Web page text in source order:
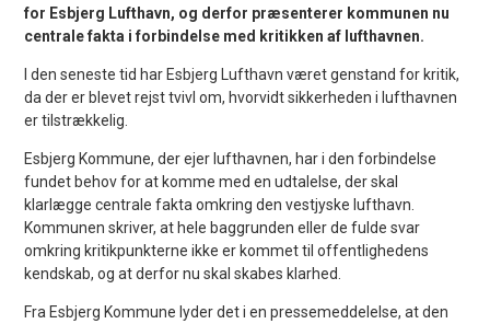
for Esbjerg Lufthavn, og derfor præsenterer kommunen nu
centrale fakta i forbindelse med kritikken af lufthavnen.
I den seneste tid har Esbjerg Lufthavn været genstand for kritik,
da der er blevet rejst tvivl om, hvorvidt sikkerheden i lufthavnen
er tilstrækkelig.
Esbjerg Kommune, der ejer lufthavnen, har i den forbindelse
fundet behov for at komme med en udtalelse, der skal
klarlægge centrale fakta omkring den vestjyske lufthavn.
Kommunen skriver, at hele baggrunden eller de fulde svar
omkring kritikpunkterne ikke er kommet til offentlighedens
kendskab, og at derfor nu skal skabes klarhed.
Fra Esbjerg Kommune lyder det i en pressemeddelelse, at den